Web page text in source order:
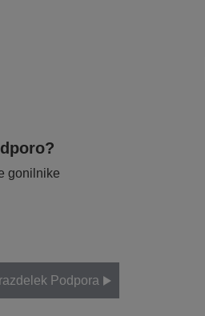
gonilnike
Podpora